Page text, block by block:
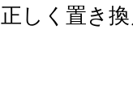
正しく置き